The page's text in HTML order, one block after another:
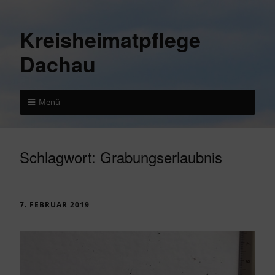
Kreisheimatpflege
Dachau
Menü
Schlagwort: Grabungserlaubnis
7. FEBRUAR 2019